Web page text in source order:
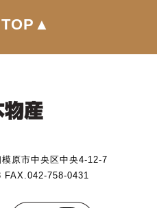
原市中央区中央4-12-7
758-0431